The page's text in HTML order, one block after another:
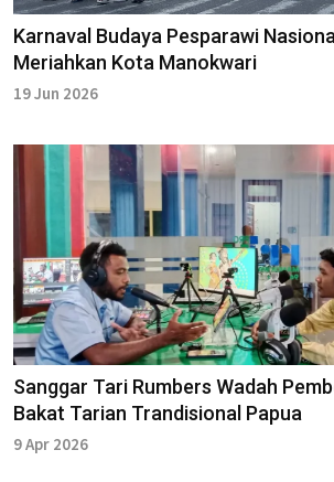
Karnaval Budaya Pesparawi
Meriahkan Kota Manokwari
19 Jun 2026
Sanggar Tari Rumbers Wadah
Bakat Tarian Trandisional Papua
9 Apr 2026